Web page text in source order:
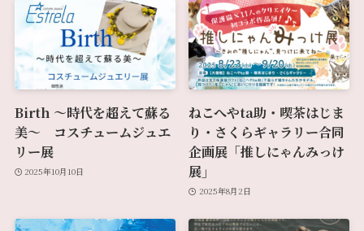
Birth 〜時代を超えて蘇る
美〜 コスチュームジュエ
リー展
2025年10月10日
ねこへやta助・喫茶はじま
り・さくらギャラリー合同
企画展「推しにゃんみっけ
展」
2025年8月2日